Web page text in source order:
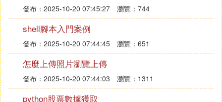
發布：2025-10-20 07:45:27 瀏覽：744
shell腳本入門案例
發布：2025-10-20 07:44:45 瀏覽：651
怎麼上傳照片瀏覽上傳
發布：2025-10-20 07:44:03 瀏覽：1311
python股票數據獲取